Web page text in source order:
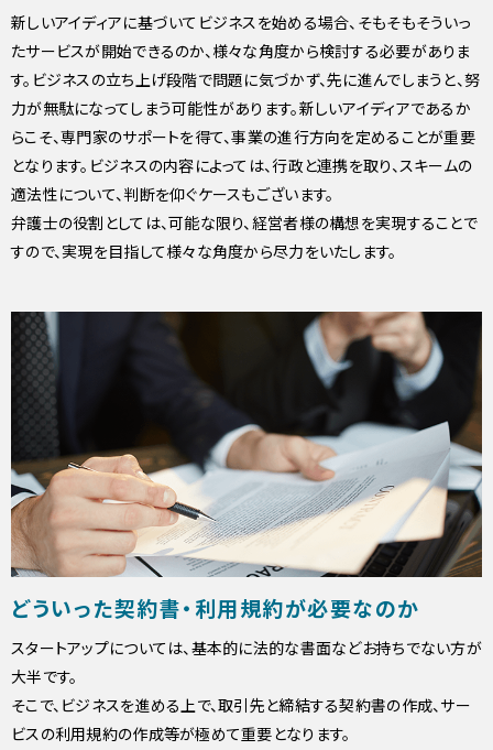
新しいアイディアに基づいてビジネスを始める場合、そもそもそういっ
たサービスが開始できるのか、様々な角度から検討する必要がありま
す。ビジネスの立ち上げ段階で問題に気づかず、先に進んでしまうと、努
力が無駄になってしまう可能性があります。新しいアイディアであるか
らこそ、専門家のサポートを得て、事業の進行方向を定めることが重要
となります。ビジネスの内容によっては、行政と連携を取り、スキームの
適法性について、判断を仰ぐケースもございます。
弁護士の役割としては、可能な限り、経営者様の構想を実現することで
すので、実現を目指して様々な角度から尽力をいたします。
どういった契約書・利用規約が必要なのか
スタートアップについては、基本的に法的な書面などお持ちでない方が
大半です。
そこで、ビジネスを進める上で、取引先と締結する契約書の作成、サー
ビスの利用規約の作成等が極めて重要となります。